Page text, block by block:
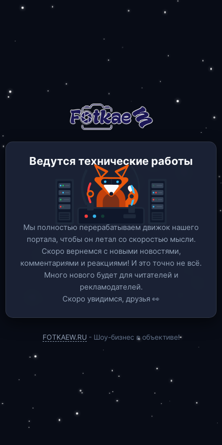
Ведутся технические работы
Мы полностью перерабатываем движок нашего
портала, чтобы он летал со скоростью мысли.
Скоро вернемся c новыми новостями,
комментариями и реакциями! И это точно не всё.
Много нового будет для читателей и
рекламодателей.
Скоро увидимся, друзья 👀
FOTKAEW.RU - Шоу-бизнес в объективе!